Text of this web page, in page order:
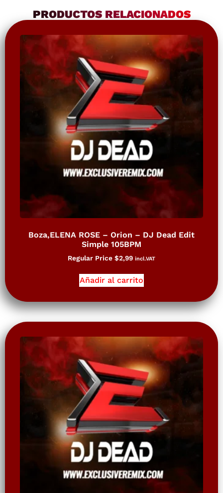
PRODUCTOS RELACIONADOS
Boza,ELENA ROSE – Orion – DJ Dead Edit
Simple 105BPM
Regular Price $2,99 incl.VAT
Añadir al carrito